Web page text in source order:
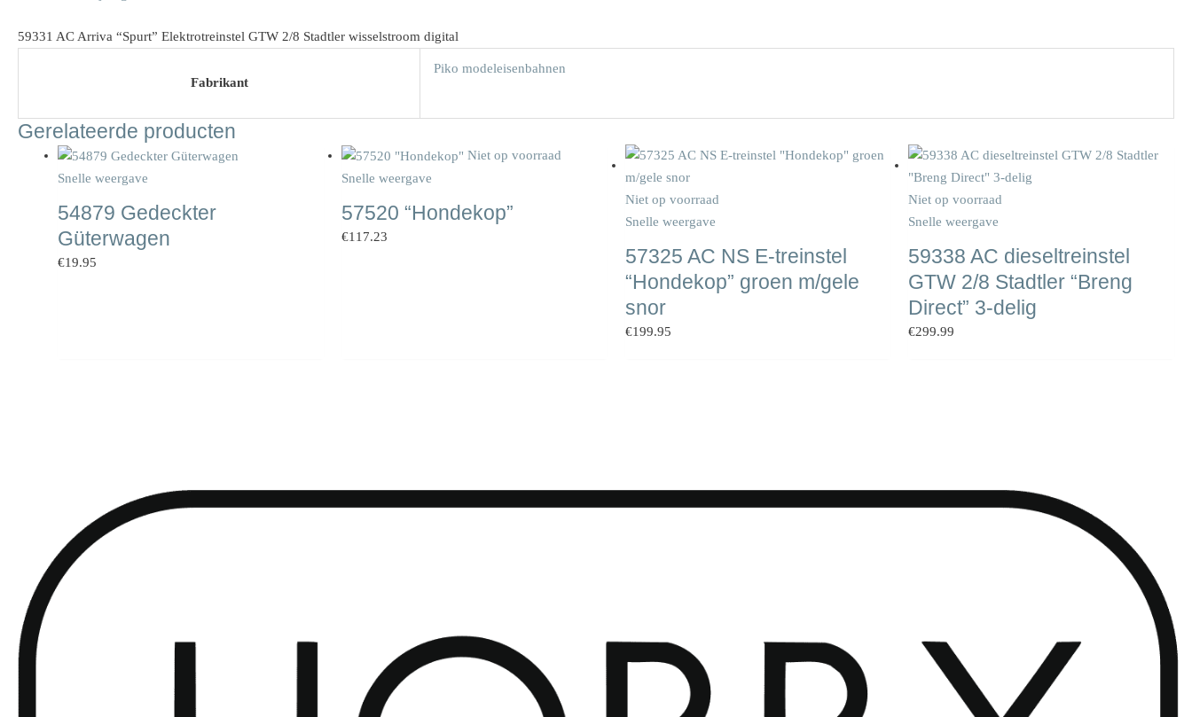
59331 AC Arriva “Spurt” Elektrotreinstel GTW 2/8 Stadtler wisselstroom digital
Fabrikant
Piko modeleisenbahnen
Gerelateerde producten
Snelle weergave
54879 Gedeckter
Güterwagen
€19.95
Niet op voorraad
Snelle weergave
57520 “Hondekop”
€117.23
Niet op voorraad
Snelle weergave
57325 AC NS E-treinstel
“Hondekop” groen m/gele
snor
€199.95
Niet op voorraad
Snelle weergave
59338 AC dieseltreinstel
GTW 2/8 Stadtler “Breng
Direct” 3-delig
€299.99